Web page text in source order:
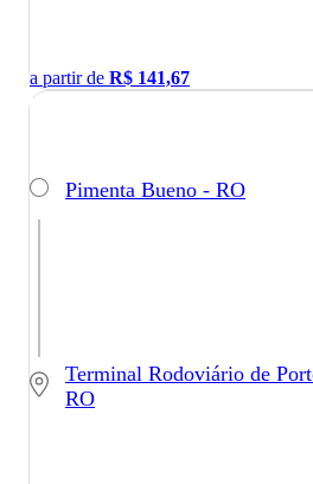
a partir de R$ 141,67
Pimenta Bueno - RO
Terminal Rodoviário de
RO